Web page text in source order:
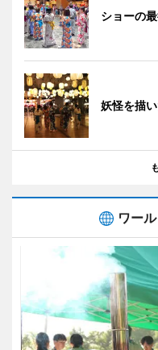
ショーの
妖怪を描
ワー